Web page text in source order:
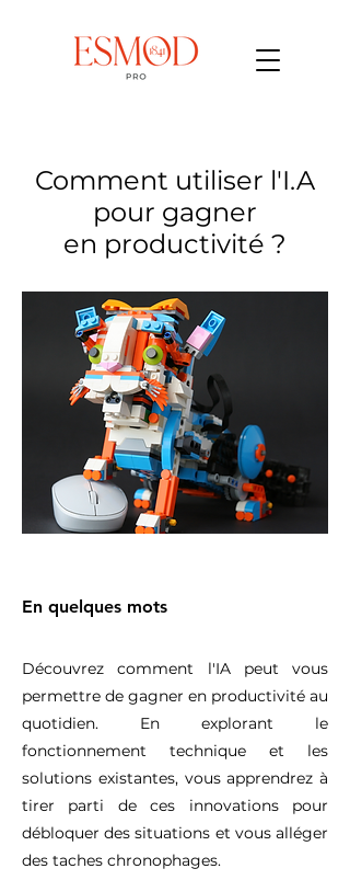
En quelques mots
Découvrez comment l'IA peut vous
permettre de gagner en productivité au
quotidien. En explorant le
fonctionnement technique et les
solutions existantes, vous apprendrez à
tirer parti de ces innovations pour
débloquer des situations et vous alléger
des taches chronophages.​
Comment utiliser l'I.A
pour gagner
en productivité ?